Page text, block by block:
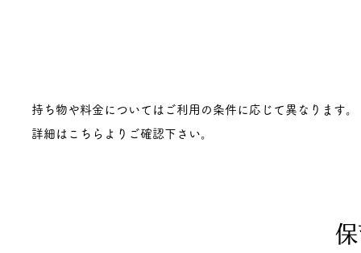
持ち物や料金についてはご利用の条件に応じて異なります。
詳細はこちらよりご確認下さい。